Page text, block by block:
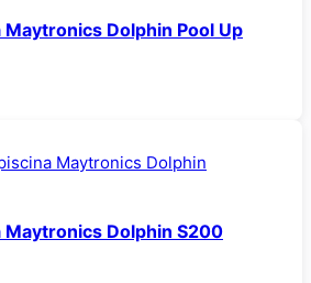
Maytronics Dolphin Pool Up
Maytronics Dolphin S200